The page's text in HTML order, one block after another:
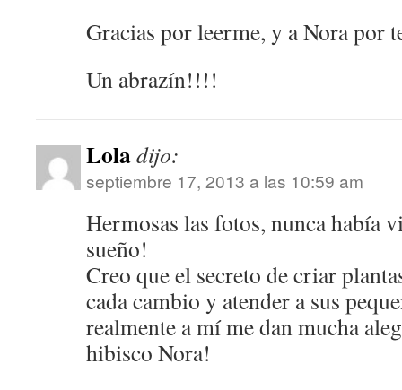
Gracias por leerme, y a Nora por
Un abrazín!!!!
Loladijo:
septiembre 17, 2013 a las 10:59 am
Hermosas las fotos, nunca había
sueño!
Creo que el secreto de criar
cada cambio y atender a sus
realmente a mí me dan mucha
hibisco Nora!